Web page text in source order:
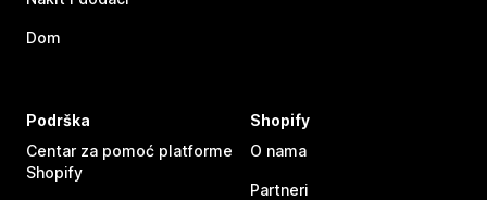
Dom
Podrška
Centar za pomoć platforme
Shopify
Shopify
O nama
Partneri